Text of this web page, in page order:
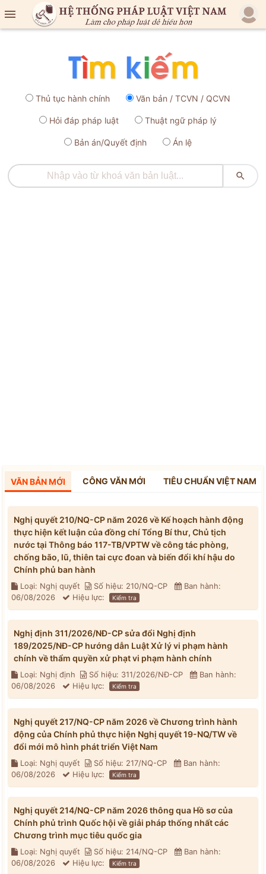

Thủ tục hành chính Văn bản / TCVN / QCVN
Hỏi đáp pháp luật Thuật ngữ pháp lý
Bản án/Quyết định Án lệ

VĂN BẢN MỚI CÔNG VĂN MỚI TIÊU CHUẨN VIỆT NAM
Nghị quyết 210/NQ-CP năm 2026 về Kế hoạch hành động
thực hiện kết luận của đồng chí Tổng Bí thư, Chủ tịch
nước tại Thông báo 117-TB/VPTW về công tác phòng,
chống bão, lũ, thiên tai cực đoan và biến đổi khí hậu do
Chính phủ ban hành
Loại: Nghị quyết Số hiệu: 210/NQ-CP
Ban hành:
06/08/2026
Hiệu lực: Kiểm tra
Nghị định 311/2026/NĐ-CP sửa đổi Nghị định
189/2025/NĐ-CP hướng dẫn Luật Xử lý vi phạm hành
chính về thẩm quyền xử phạt vi phạm hành chính
Loại: Nghị định Số hiệu: 311/2026/NĐ-CP
Ban hành:
06/08/2026
Hiệu lực: Kiểm tra
Nghị quyết 217/NQ-CP năm 2026 về Chương trình hành
động của Chính phủ thực hiện Nghị quyết 19-NQ/TW về
đổi mới mô hình phát triển Việt Nam
Loại: Nghị quyết Số hiệu: 217/NQ-CP
Ban hành:
06/08/2026
Hiệu lực: Kiểm tra
Nghị quyết 214/NQ-CP năm 2026 thông qua Hồ sơ của
Chính phủ trình Quốc hội về giải pháp thống nhất các
Chương trình mục tiêu quốc gia
Loại: Nghị quyết Số hiệu: 214/NQ-CP
Ban hành:
06/08/2026
Hiệu lực: Kiểm tra